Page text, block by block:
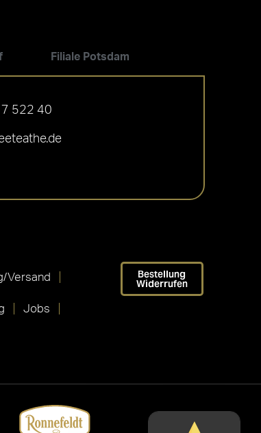
Filiale Potsdam
522 40
Versand
Jobs
Bestellung
Widerrufen